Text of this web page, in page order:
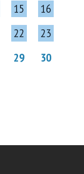
15
16
22
23
29
30